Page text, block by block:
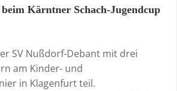
Kärntner Schach-Jugendcup
SV Nußdorf-Debant mit drei
am Kinder- und
in Klagenfurt teil.